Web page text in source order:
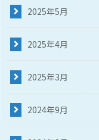
2025年5月
2025年4月
2025年3月
2024年9月